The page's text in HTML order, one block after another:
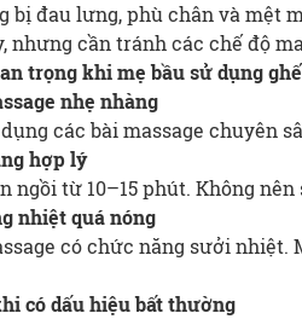
bị đau lưng, phù chân và mệt
nhưng cần tránh các chế độ
trọng khi mẹ bầu sử dụng
nhẹ nhàng
các bài massage chuyên
hợp lý
ngồi từ 10–15 phút. Không
nhiệt quá nóng
có chức năng sưởi
có dấu hiệu bất thường